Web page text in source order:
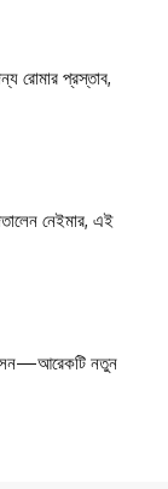
রোমার প্রস্তাব,
নেইমার, এই
নতুন